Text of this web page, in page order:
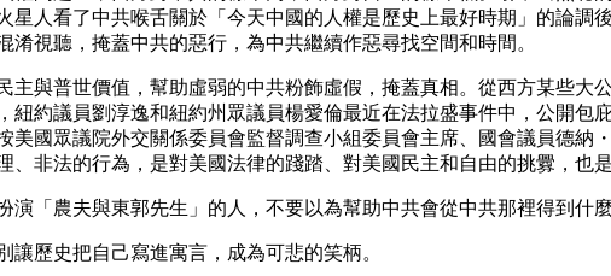
星人看了中共喉舌關於「今天中國的人權是歷史上最好時期」的論
視聽，掩蓋中共的惡行，為中共繼續作惡尋找空間和時間。
主與普世價值，幫助虛弱的中共粉飾虛假，掩蓋真相。從西方某些大
紐約議員劉淳逸和紐約州眾議員楊愛倫最近在法拉盛事件中，公開
國眾議院外交關係委員會監督調查小組委員會主席、國會議員德納
非法的行為，是對美國法律的踐踏、對美國民主和自由的挑釁，也
演「農夫與東郭先生」的人，不要以為幫助中共會從中共那裡得到什
歷史把自己寫進寓言，成為可悲的笑柄。